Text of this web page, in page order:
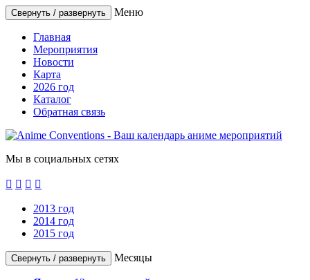
Свернуть / развернуть Меню
Главная
Мероприятия
Новости
Карта
2026 год
Каталог
Обратная связь
Мы в социальных сетях
   
2013 год
2014 год
2015 год
Свернуть / развернуть Месяцы